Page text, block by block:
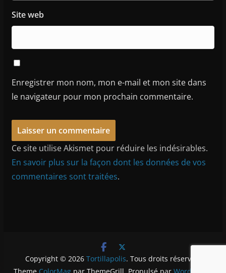
Site web
Enregistrer mon nom, mon e-mail et mon site dans
le navigateur pour mon prochain commentaire.
Ce site utilise Akismet pour réduire les indésirables.
En savoir plus sur la façon dont les données de vos
commentaires sont traitées.
Copyright © 2026 Tortillapolis. Tous droits réservés.